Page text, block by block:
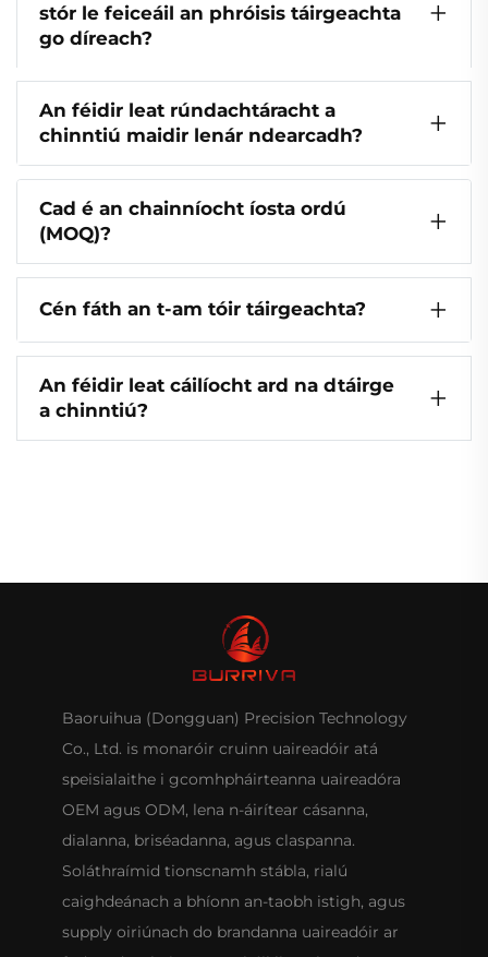
stór le feiceáil an phróisis táirgeachta
go díreach?
An féidir leat rúndachtáracht a
chinntiú maidir lenár ndearcadh?
Cad é an chainníocht íosta ordú
(MOQ)?
Cén fáth an t-am tóir táirgeachta?
An féidir leat cáilíocht ard na dtáirge
a chinntiú?
Baoruihua (Dongguan) Precision Technology
Co., Ltd. is monaróir cruinn uaireadóir atá
speisialaithe i gcomhpháirteanna uaireadóra
OEM agus ODM, lena n-áirítear cásanna,
dialanna, briséadanna, agus claspanna.
Soláthraímid tionscnamh stábla, rialú
caighdeánach a bhíonn an-taobh istigh, agus
supply oiriúnach do brandanna uaireadóir ar